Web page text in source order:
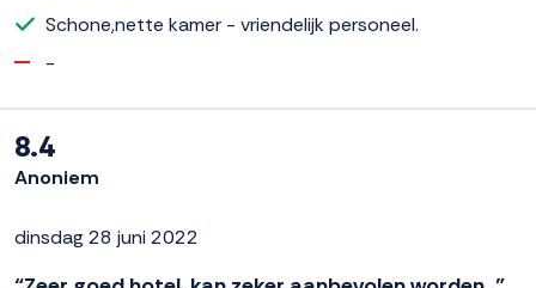
Schone,nette kamer - vriendelijk personeel.
-
8.4
Anoniem
dinsdag 28 juni 2022